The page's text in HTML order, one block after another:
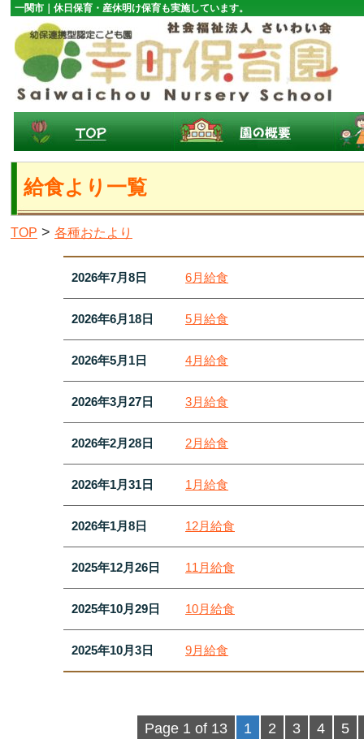
一関市｜休日保育・産休明け保育も実施しています。
給食より一覧
TOP > 各種おたより
2026年7月8日 6月給食
2026年6月18日 5月給食
2026年5月1日 4月給食
2026年3月27日 3月給食
2026年2月28日 2月給食
2026年1月31日 1月給食
2026年1月8日 12月給食
2025年12月26日 11月給食
2025年10月29日 10月給食
2025年10月3日 9月給食
Page 1 of 13 1 2 3 4 5